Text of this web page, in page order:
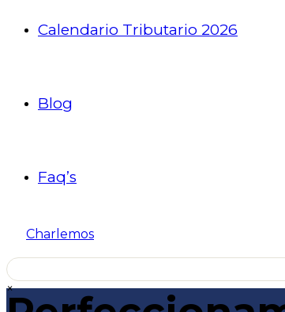
Calendario Tributario 2026
Blog
Faq’s
Charlemos
×